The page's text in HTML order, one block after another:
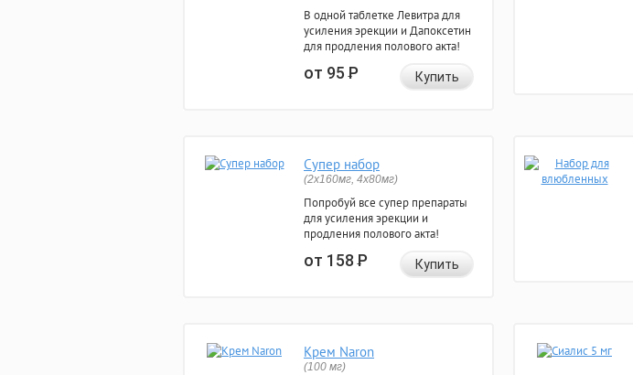
В одной таблетке Левитра для
усиления эрекции и Дапоксетин
для продления полового акта!
от 95Р Купить
Супер набор
(2х160мг, 4х80мг)
Попробуй все супер препараты
для усиления эрекции и
продления полового акта!
от 158Р Купить
Крем Naron
(100 мг)